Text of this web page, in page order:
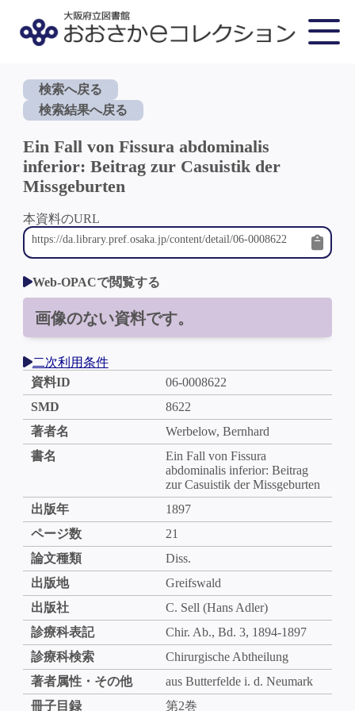
検索へ戻る
検索結果へ戻る
Ein Fall von Fissura abdominalis
inferior: Beitrag zur Casuistik der
Missgeburten
本資料のURL
Web-OPACで閲覧する
画像のない資料です。
二次利用条件
資料ID
06-0008622
SMD
8622
著者名
Werbelow, Bernhard
書名
Ein Fall von Fissura
abdominalis inferior: Beitrag
zur Casuistik der Missgeburten
出版年
1897
ページ数
21
論文種類
Diss.
出版地
Greifswald
出版社
C. Sell (Hans Adler)
診療科表記
Chir. Ab., Bd. 3, 1894-1897
診療科検索
Chirurgische Abtheilung
著者属性・その他
aus Butterfelde i. d. Neumark
冊子目録
第2巻